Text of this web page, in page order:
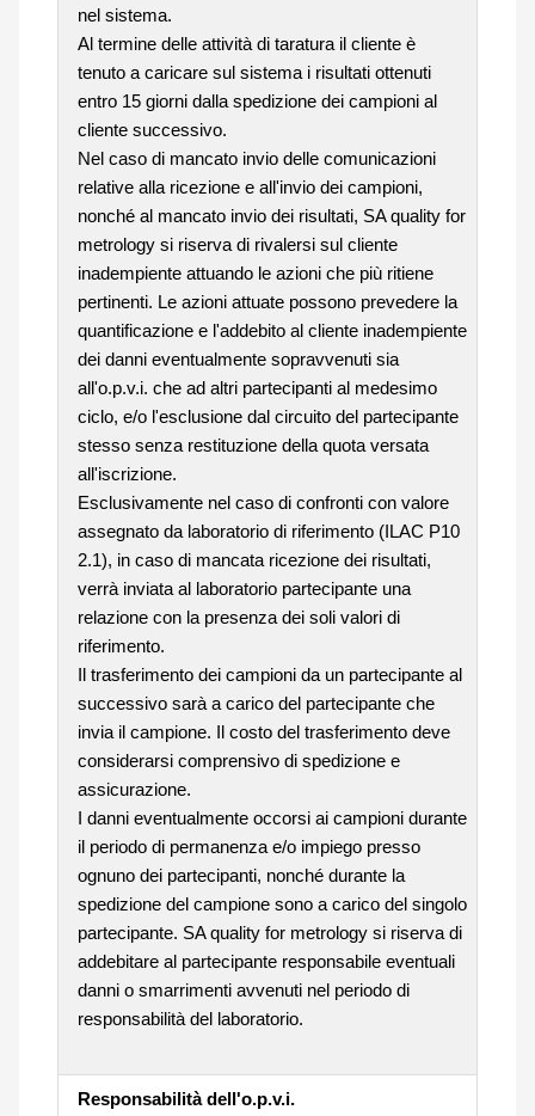
nel sistema.
Al termine delle attività di taratura il cliente è
tenuto a caricare sul sistema i risultati ottenuti
entro 15 giorni dalla spedizione dei campioni al
cliente successivo.
Nel caso di mancato invio delle comunicazioni
relative alla ricezione e all'invio dei campioni,
nonché al mancato invio dei risultati, SA quality for
metrology si riserva di rivalersi sul cliente
inadempiente attuando le azioni che più ritiene
pertinenti. Le azioni attuate possono prevedere la
quantificazione e l'addebito al cliente inadempiente
dei danni eventualmente sopravvenuti sia
all'o.p.v.i. che ad altri partecipanti al medesimo
ciclo, e/o l'esclusione dal circuito del partecipante
stesso senza restituzione della quota versata
all'iscrizione.
Esclusivamente nel caso di confronti con valore
assegnato da laboratorio di riferimento (ILAC P10
2.1), in caso di mancata ricezione dei risultati,
verrà inviata al laboratorio partecipante una
relazione con la presenza dei soli valori di
riferimento.
Il trasferimento dei campioni da un partecipante al
successivo sarà a carico del partecipante che
invia il campione. Il costo del trasferimento deve
considerarsi comprensivo di spedizione e
assicurazione.
I danni eventualmente occorsi ai campioni durante
il periodo di permanenza e/o impiego presso
ognuno dei partecipanti, nonché durante la
spedizione del campione sono a carico del singolo
partecipante. SA quality for metrology si riserva di
addebitare al partecipante responsabile eventuali
danni o smarrimenti avvenuti nel periodo di
responsabilità del laboratorio.
Responsabilità dell'o.p.v.i.